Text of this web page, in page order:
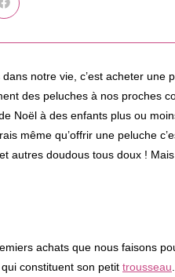
Ouvrir
dans
autre
notre vie, c’est acheter une
des peluches à nos proches
Noël à des enfants plus ou
même qu’offrir une peluche
autres doudous tous doux !
achats que nous faisons
constituent son petit trousseau